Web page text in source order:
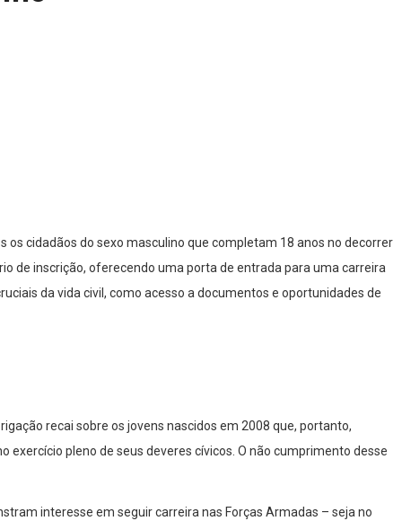
cidadãos do sexo masculino que completam 18 anos no decorrer
de inscrição, oferecendo uma porta de entrada para uma carreira
da vida civil, como acesso a documentos e oportunidades de
recai sobre os jovens nascidos em 2008 que, portanto,
pleno de seus deveres cívicos. O não cumprimento desse
interesse em seguir carreira nas Forças Armadas – seja no